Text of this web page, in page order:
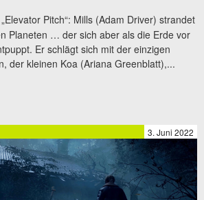
Pitch“: Mills (Adam Driver) strandet
Planeten … der sich aber als die Erde vor
Er schlägt sich mit der einzigen
der kleinen Koa (Ariana Greenblatt),...
3. Juni 2022